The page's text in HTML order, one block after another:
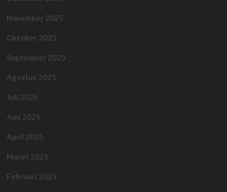
November 2025
Oktober 2025
September 2025
Agustus 2025
Juli 2025
Juni 2025
April 2025
Maret 2025
Februari 2025